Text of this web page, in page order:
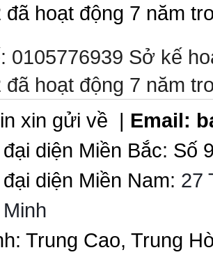
đã hoạt động 7 năm
0105776939 Sở kế
đã hoạt động 7 năm
xin gửi về | Email:
diện Miền Bắc:
diện Miền Nam: 27
Trung Cao, Trung